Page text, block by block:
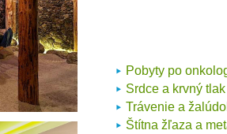
Pobyty po
Srdce a krvný tlak
Trávenie a
Štítna žľaza a